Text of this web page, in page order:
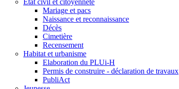
État civil et citoyenneté
Mariage et pacs
Naissance et reconnaissance
Décès
Cimetière
Recensement
Habitat et urbanisme
Elaboration du PLUi-H
Permis de construire - déclaration de travaux
PubliAct